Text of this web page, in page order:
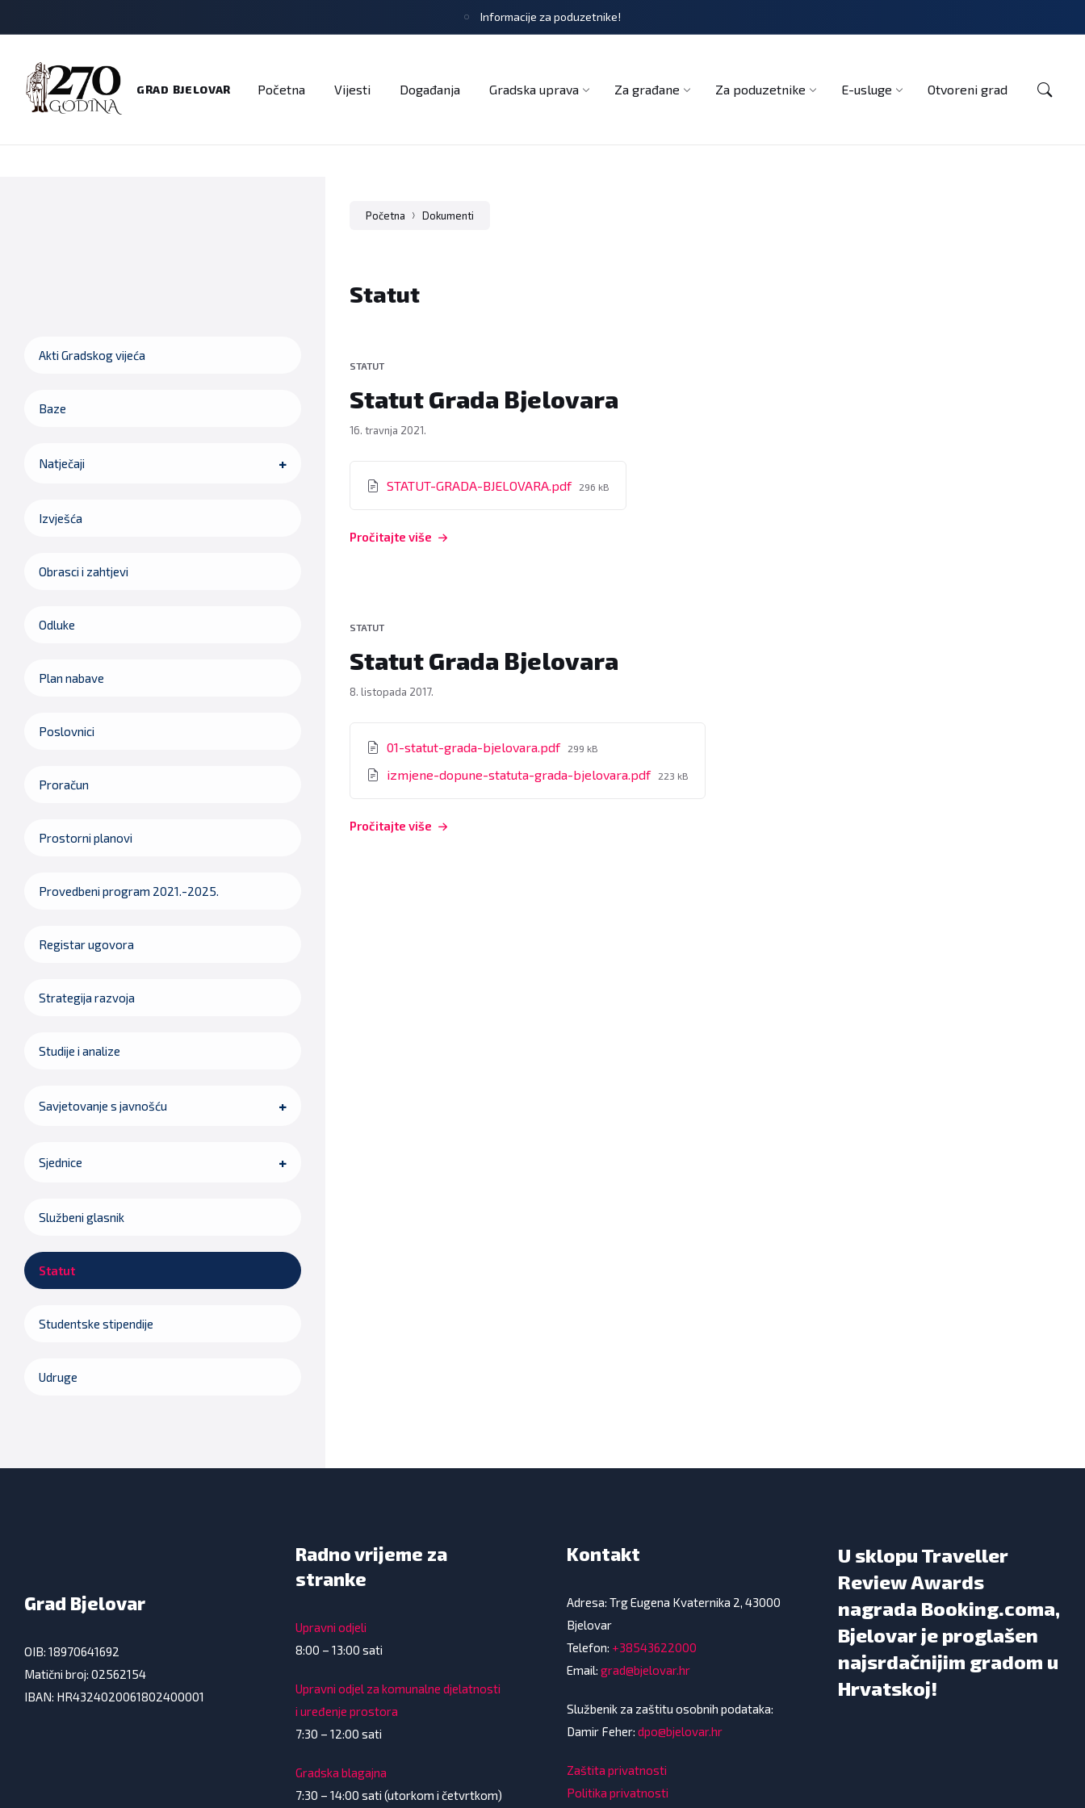
Informacije za poduzetnike!
GRAD BJELOVAR Početna Vijesti Događanja Gradska uprava Za građane Za poduzetnike E-usluge Otvoreni grad
Početna Dokumenti
Statut
STATUT
Statut Grada Bjelovara
16. travnja 2021.
STATUT-GRADA-BJELOVARA.pdf File
296 kB
Pročitajte više
STATUT
Statut Grada Bjelovara
8. listopada 2017.
01-statut-grada-bjelovara.pdf File
299 kB
izmjene-dopune-statuta-grada-bjelovara.pdf File
223 kB
Pročitajte više
Akti Gradskog vijeća
Baze
Natječaji
Izvješća
Obrasci i zahtjevi
Odluke
Plan nabave
Poslovnici
Proračun
Prostorni planovi
Provedbeni program 2021.-2025.
Registar ugovora
Strategija razvoja
Studije i analize
Savjetovanje s javnošću
Sjednice
Službeni glasnik
Statut
Studentske stipendije
Udruge
Grad Bjelovar
OIB: 18970641692
Matični broj: 02562154
IBAN: HR4324020061802400001
Radno vrijeme za
stranke
Upravni odjeli
8:00 – 13:00 sati
Upravni odjel za komunalne djelatnosti
i uređenje prostora
7:30 – 12:00 sati
Gradska blagajna
7:30 – 14:00 sati (utorkom i četvrtkom)
Kontakt
Adresa: Trg Eugena Kvaternika 2, 43000
Bjelovar
Telefon: +38543622000
Email: grad@bjelovar.hr
Službenik za zaštitu osobnih podataka:
Damir Feher: dpo@bjelovar.hr
Zaštita privatnosti
Politika privatnosti
U sklopu Traveller
Review Awards
nagrada Booking.coma,
Bjelovar je proglašen
najsrdačnijim gradom u
Hrvatskoj!